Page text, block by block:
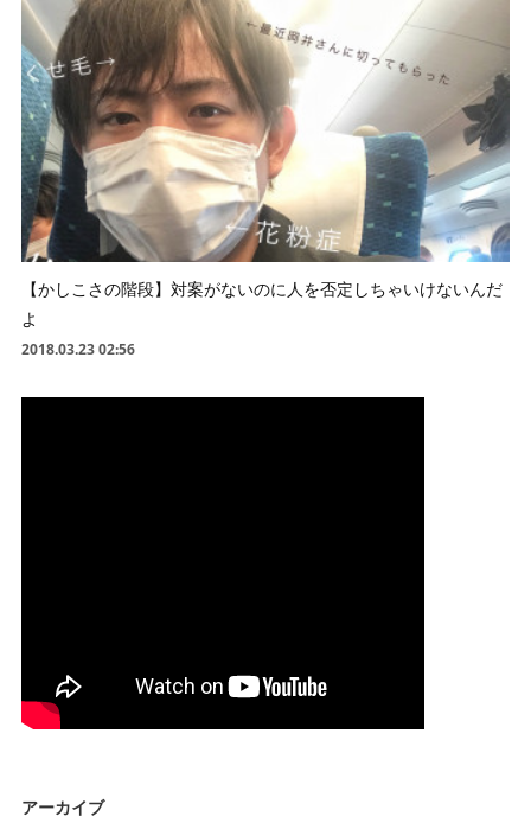
【かしこさの階段】対案がないのに人を否定しちゃいけないんだ
よ
2018.03.23 02:56
アーカイブ